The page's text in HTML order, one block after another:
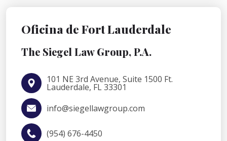
Oficina de Fort Lauderdale
The Siegel Law Group, P.A.
101 NE 3rd Avenue, Suite 1500 Ft.
Lauderdale, FL 33301
info@siegellawgroup.com
(954) 676-4450